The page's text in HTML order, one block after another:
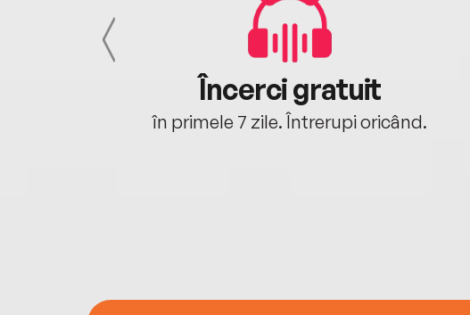
Încerci gratuit
în primele 7 zile. Întrerupi oricând.